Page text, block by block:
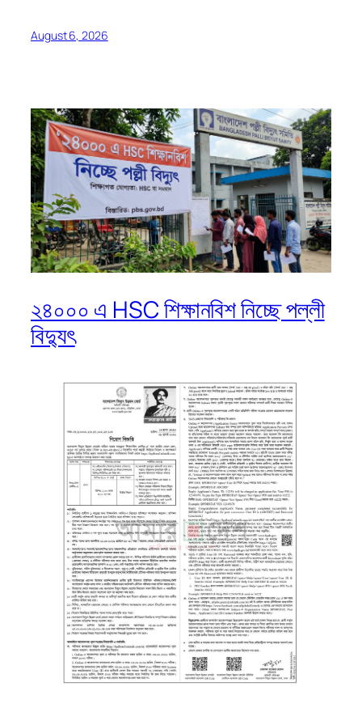
August 6, 2026
২৪০০০ এ HSC শিক্ষানবিশ নিচ্ছে পল্লী
বিদ্যুৎ